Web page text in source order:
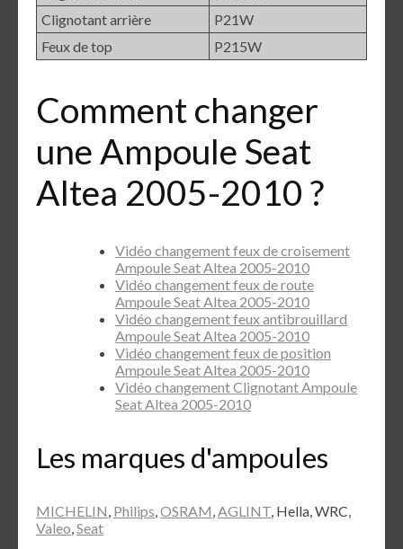
Clignotant arrière
P21W
Feux de top
P215W
Comment changer
une Ampoule Seat
Altea 2005-2010 ?
Vidéo changement feux de croisement
Ampoule Seat Altea 2005-2010
Vidéo changement feux de route
Ampoule Seat Altea 2005-2010
Vidéo changement feux antibrouillard
Ampoule Seat Altea 2005-2010
Vidéo changement feux de position
Ampoule Seat Altea 2005-2010
Vidéo changement Clignotant Ampoule
Seat Altea 2005-2010
Les marques d'ampoules
MICHELIN, Philips,OSRAM,AGLINT, Hella, WRC,
Valeo,Seat